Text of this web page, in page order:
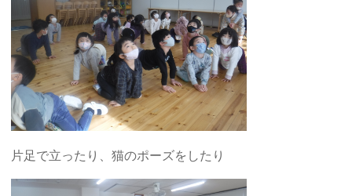
片足で立ったり、猫のポーズをしたり